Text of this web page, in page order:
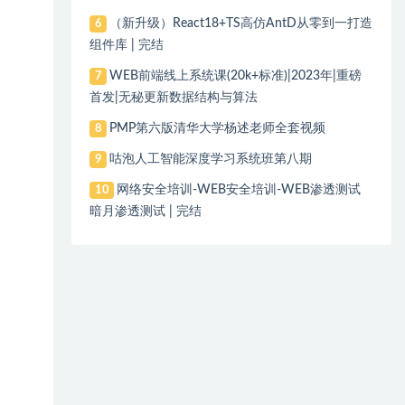
6
（新升级）React18+TS高仿AntD从零到一打造
组件库 | 完结
7
WEB前端线上系统课(20k+标准)|2023年|重磅
首发|无秘更新数据结构与算法
8 PMP第六版清华大学杨述老师全套视频
9 咕泡人工智能深度学习系统班第八期
10
网络安全培训-WEB安全培训-WEB渗透测试
暗月渗透测试 | 完结